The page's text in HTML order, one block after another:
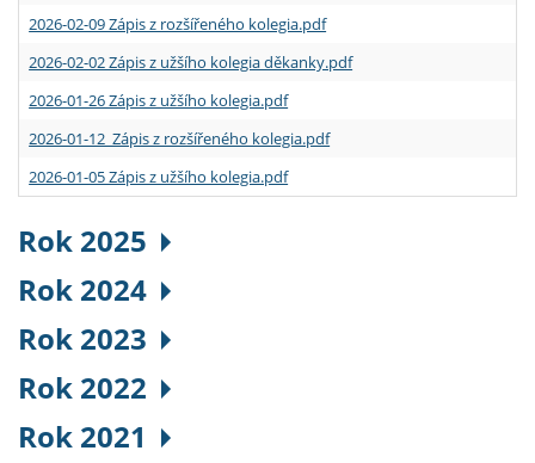
2026-02-09 Zápis z rozšířeného kolegia.pdf
2026-02-02 Zápis z užšího kolegia děkanky.pdf
2026-01-26 Zápis z užšího kolegia.pdf
2026-01-12 Zápis z rozšířeného kolegia.pdf
2026-01-05 Zápis z užšího kolegia.pdf
Rok 2025
Rok 2024
Rok 2023
Rok 2022
Rok 2021